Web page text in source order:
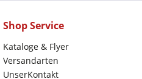
Shop Service
Kataloge & Flyer
Versandarten
UnserKontakt